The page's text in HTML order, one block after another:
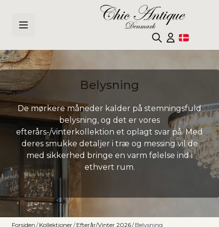
Belysning
De mørkere måneder kalder på stemningsfuld
belysning, og det er vores
efterårs-/vinterkollektion et oplagt svar på. Med
deres smukke detaljer i træ og messing vil de
med sikkerhed bringe en varm følelse ind i
ethvert rum.
Forsiden / Kollektioner/ Efterår/Vinter 2026/ Belysning